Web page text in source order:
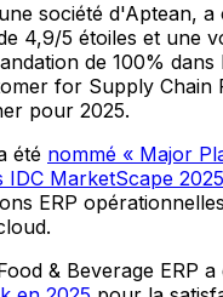
société d'Aptean,
4,9/5 étoiles et une
de 100%
for Supply Chain
pour 2025.
été nommé « Major
IDC MarketScape 2025
ERP
& Beverage ERP